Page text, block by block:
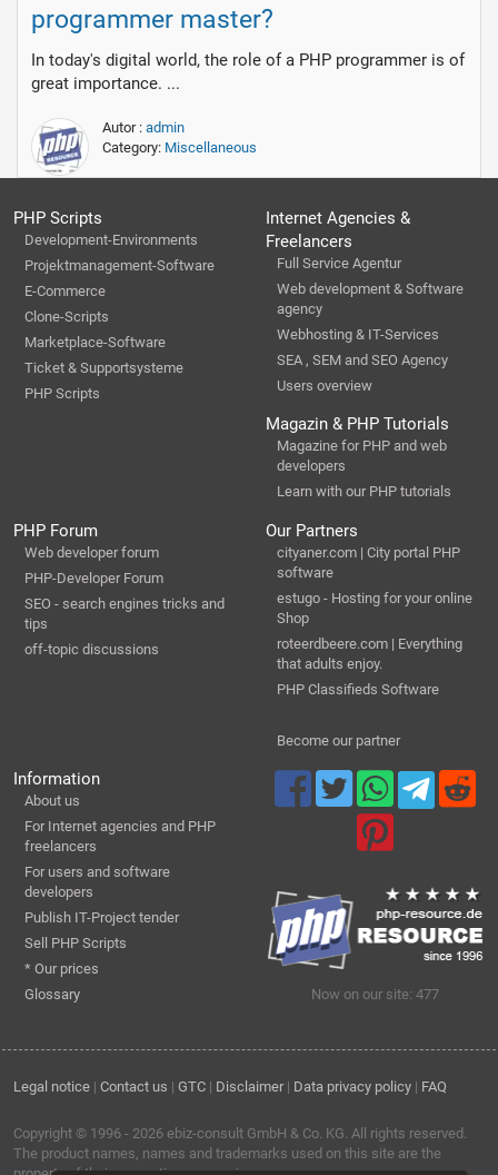
programmer master?
In today's digital world, the role of a PHP programmer is of
great importance. ...
Autor : admin
Category: Miscellaneous
PHP Scripts
Development-Environments
Projektmanagement-Software
E-Commerce
Clone-Scripts
Marketplace-Software
Ticket & Supportsysteme
PHP Scripts
Internet Agencies &
Freelancers
Full Service Agentur
Web development & Software
agency
Webhosting & IT-Services
SEA , SEM and SEO Agency
Users overview
Magazin & PHP Tutorials
Magazine for PHP and web
developers
Learn with our PHP tutorials
PHP Forum
Web developer forum
PHP-Developer Forum
SEO - search engines tricks and
tips
off-topic discussions
Our Partners
cityaner.com | City portal PHP
software
estugo - Hosting for your online
Shop
roteerdbeere.com | Everything
that adults enjoy.
PHP Classifieds Software
Become our partner
Information
About us
For Internet agencies and PHP
freelancers
For users and software
developers
Publish IT-Project tender
Sell PHP Scripts
* Our prices
Glossary
Now on our site: 477
Legal notice | Contact us | GTC | Disclaimer| Data privacy policy | FAQ
Copyright © 1996 - 2026 ebiz-consult GmbH & Co. KG . All rights reserved.
The product names, names and trademarks used on this site are the